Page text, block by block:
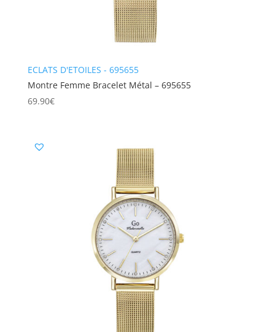
ECLATS D'ETOILES - 695655
Montre Femme Bracelet Métal – 695655
69.90€